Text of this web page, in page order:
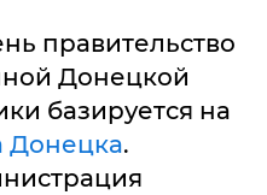
правительство
Донецкой
базируется на
Донецка.